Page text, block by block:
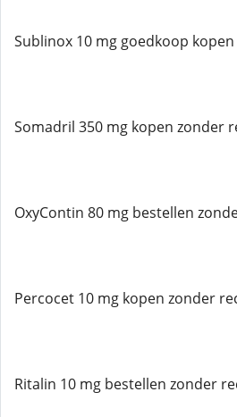
Sublinox 10 mg goedkoop
Somadril 350 mg kopen zonder
OxyContin 80 mg bestellen
Percocet 10 mg kopen zonder
Ritalin 10 mg bestellen zonder